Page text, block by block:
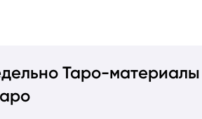
Таро-материалы